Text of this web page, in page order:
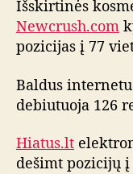
Išskirtinės
Newcrush.com
pozicijas į 77
Baldus
debiutuoja 126
Hiatus.lt
dešimt pozicijų į